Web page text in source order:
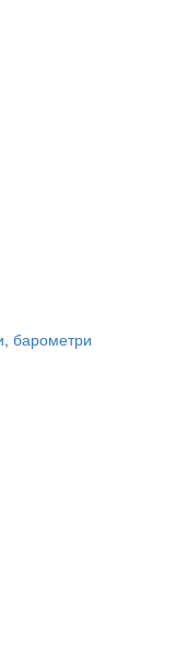
барометри